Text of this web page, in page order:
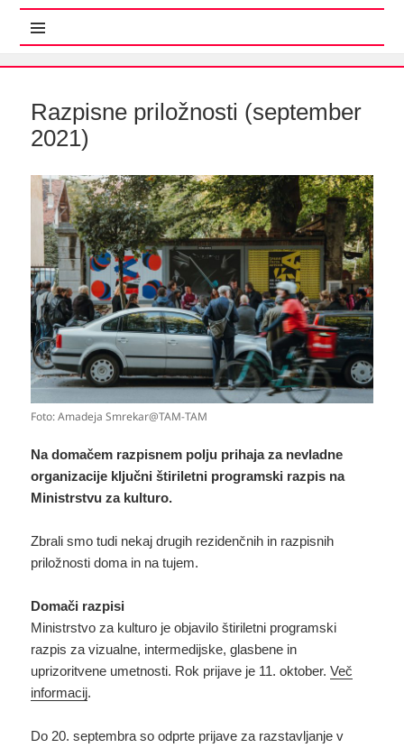
Razpisne priložnosti (september
2021)
Foto: Amadeja Smrekar@TAM-TAM
Na domačem razpisnem polju prihaja za nevladne
organizacije ključni štiriletni programski razpis na
Ministrstvu za kulturo.
Zbrali smo tudi nekaj drugih rezidenčnih in razpisnih
priložnosti doma in na tujem.
Domači razpisi
Ministrstvo za kulturo je objavilo štiriletni programski
razpis za vizualne, intermedijske, glasbene in
uprizoritvene umetnosti. Rok prijave je 11. oktober.Več
informacij.
Do 20. septembra so odprte prijave za razstavljanje v